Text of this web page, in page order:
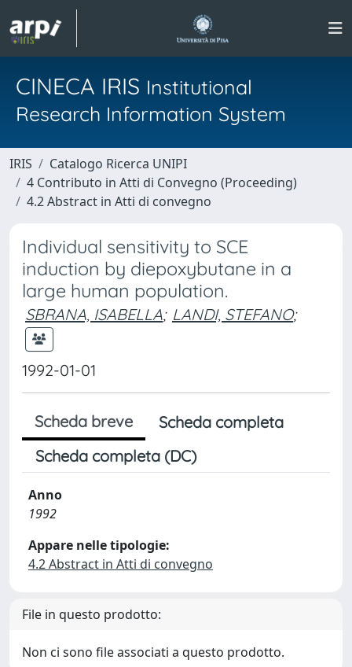
CINECA IRIS Institutional
Research Information System
IRIS
Catalogo Ricerca UNIPI
4 Contributo in Atti di Convegno (Proceeding)
4.2 Abstract in Atti di convegno
Individual sensitivity to SCE
induction by diepoxybutane in a
large human population.
SBRANA, ISABELLA; LANDI, STEFANO;
1992-01-01
Scheda breve
Scheda completa
Scheda completa (DC)
Anno
1992
Appare nelle tipologie:
4.2 Abstract in Atti di convegno
File in questo prodotto:
Non ci sono file associati a questo prodotto.